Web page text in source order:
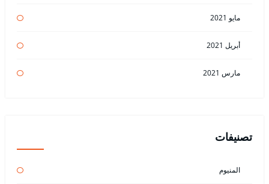
مايو 2021
أبريل 2021
مارس 2021
تصنيفات
المنيوم